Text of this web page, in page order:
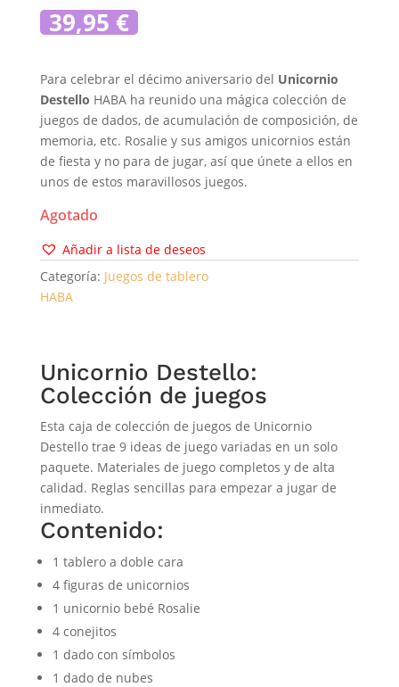
39,95 €
Para celebrar el décimo aniversario del Unicornio
Destello HABA ha reunido una mágica colección de
juegos de dados, de acumulación de composición, de
memoria, etc. Rosalie y sus amigos unicornios están
de fiesta y no para de jugar, así que únete a ellos en
unos de estos maravillosos juegos.
Agotado
Añadir a lista de deseos
Categoría: Juegos de tablero
HABA
Unicornio Destello:
Colección de juegos
Esta caja de colección de juegos de Unicornio
Destello trae 9 ideas de juego variadas en un solo
paquete. Materiales de juego completos y de alta
calidad. Reglas sencillas para empezar a jugar de
inmediato.
Contenido:
1 tablero a doble cara
4 figuras de unicornios
1 unicornio bebé Rosalie
4 conejitos
1 dado con símbolos
1 dado de nubes